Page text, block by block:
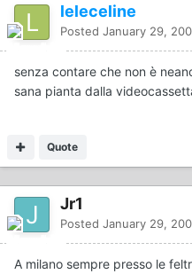
leleceline
Posted January 29,
senza contare che non è
sana pianta dalla
Quote
Jr1
Posted January 29,
A milano sempre presso le